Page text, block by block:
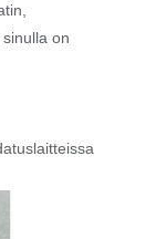
on